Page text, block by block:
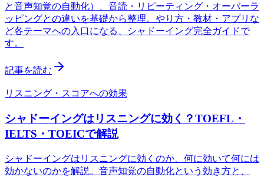
と音声知覚の自動化）、音読・リピーティング・オーバーラ
ッピングとの違いを基礎から整理。やり方・教材・アプリな
ど各テーマへの入口になる、シャドーイング完全ガイドで
す。
記事を読む
リスニング・スコアへの効果
シャドーイングはリスニングに効く？TOEFL・
IELTS・TOEICで解説
シャドーイングはリスニングに効くのか、何に効いて何には
効かないのかを解説。音声知覚の自動化という効き方と、